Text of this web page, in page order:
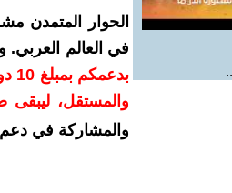
الحوار المتمدن
في العالم
والمستقل، ليبقى
والمشاركة في